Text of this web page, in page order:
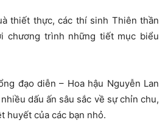
thiết thực, các thí sinh Thiên thần
chương trình những tiết mục biểu
đạo diễn – Hoa hậu Nguyễn Lan
dấu ấn sâu sắc về sự chỉn chu,
huyết của các bạn nhỏ.